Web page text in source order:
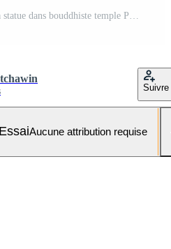
Suivre
Aucune attribution requise